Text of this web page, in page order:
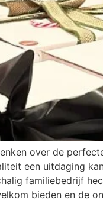
over de
een uitdaging
familiebedrijf
bieden en de